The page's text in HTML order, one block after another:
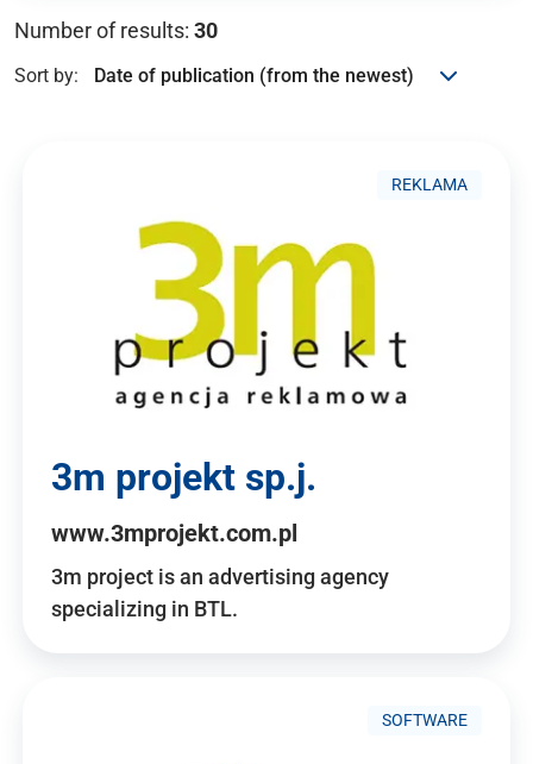
Number of results: 30
Sort by:
REKLAMA
3m projekt sp.j.
www.3mprojekt.com.pl
3m project is an advertising agency
specializing in BTL.
SOFTWARE